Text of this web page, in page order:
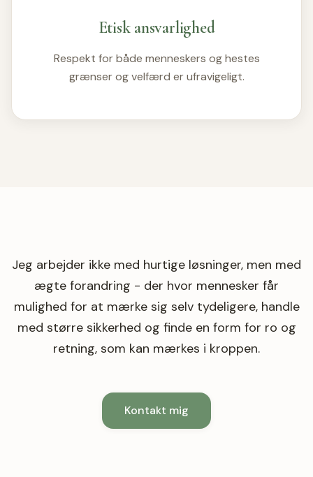
Etisk ansvarlighed
Respekt for både menneskers og hestes
grænser og velfærd er ufravigeligt.
Jeg arbejder ikke med hurtige løsninger, men med
ægte forandring - der hvor mennesker får
mulighed for at mærke sig selv tydeligere, handle
med større sikkerhed og finde en form for ro og
retning, som kan mærkes i kroppen.
Kontakt mig